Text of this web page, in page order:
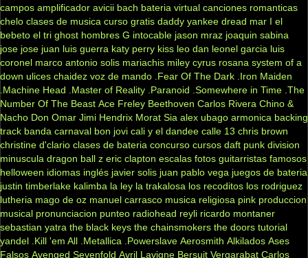
campos amplificador avicii bach bateria virtual canciones romanticas
chelo clases de musica curso gratis daddy yankee dread mar I el
bebeto el tri ghost hombres G intocable jason mraz joaquin sabina
jose jose juan luis guerra katy perry kiss leo dan leonel garcia luis
coronel marco antonio solis mariachis miley cyrus rosana system of a
down ulices chaidez voz de mando .Fear Of The Dark .Iron Maiden
.Machine Head
.Master of Reality .Paranoid .Somewhere in Time .The
Number Of The Beast Ace Freley Beethoven Carlos Rivera Chino &
Nacho Don Omar Jimi Hendrix Morat Sia alex ubago armonica backing
track banda carnaval bon jovi cali y el dandee calle 13 chris brown
christine d'clario clases de bateria concurso cursos daft punk division
minuscula dragon ball z eric clapton escalas fotos guitarristas famosos
helloween idiomas inglés javier solis juan pablo vega juegos de bateria
justin timberlake kalimba la ley la trakalosa los recoditos los rodriguez
lutheria mago de oz manuel carrasco musica religiosa pink produccion
musical pronunciacion punteo radiohead reyli ricardo montaner
sebastian yatra the black keys the chainsmokers the doors tutorial
yandel .Kill 'em All .Metallica .Powerslave Aerosmith Alkilados Ases
Falsos Avenged Sevenfold Avril Lavigne Bersuit Vergarabat Carlos